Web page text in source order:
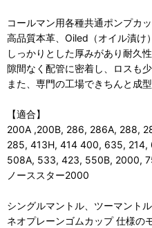
コールマン用各種共通ポンプカ
高品質本革、Oiled（オイル漬け
しっかりとした厚みがあり耐久性
隙間なく配管に密着し、ロスも
また、専門の工場できちんと成
【適合】
200A ,200B, 286, 286A, 288,
285, 413H, 414 400, 635, 214,
508A, 533, 423, 550B, 2000,
ノーススター2000
シングルマントル、ツーマント
ネオプレーンゴムカップ 仕様の